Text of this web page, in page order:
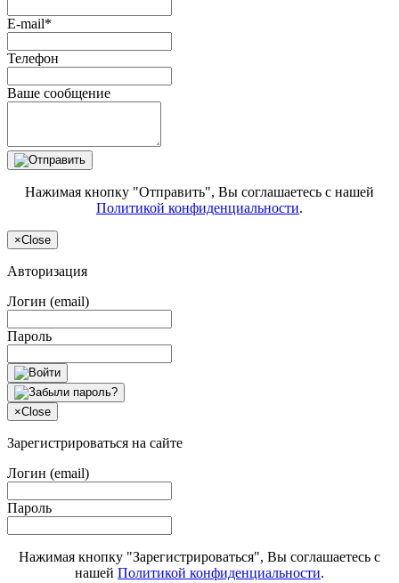
E-mail*
Телефон
Ваше сообщение
Нажимая кнопку "Отправить", Вы соглашаетесь с нашей
Политикой конфиденциальности.
×Close
Авторизация
Логин (email)
Пароль
×Close
Зарегистрироваться на сайте
Логин (email)
Пароль
Нажимая кнопку "Зарегистрироваться", Вы соглашаетесь с
нашей Политикой конфиденциальности.